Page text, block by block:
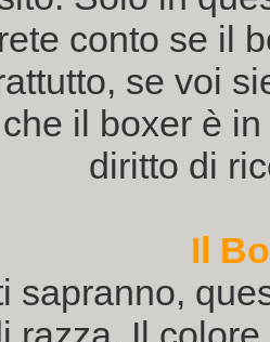
conto se il
se voi
il boxer è
diritto di
Il
sapranno,